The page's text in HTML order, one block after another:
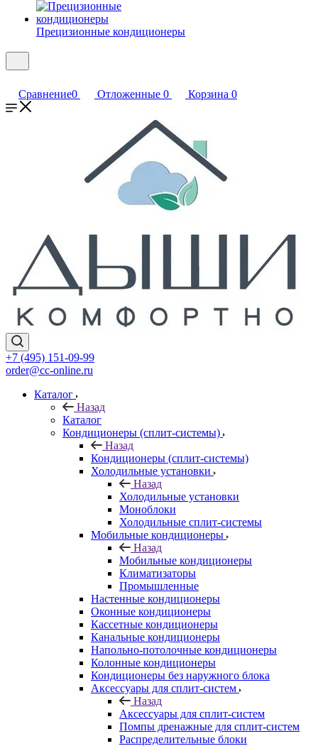
Прецизионные кондиционеры
Сравнение0 Отложенные 0 Корзина 0
+7 (495) 151-09-99
order@cc-online.ru
Каталог
Назад
Каталог
Кондиционеры (сплит-системы)
Назад
Кондиционеры (сплит-системы)
Холодильные установки
Назад
Холодильные установки
Моноблоки
Холодильные сплит-системы
Мобильные кондиционеры
Назад
Мобильные кондиционеры
Климатизаторы
Промышленные
Настенные кондиционеры
Оконные кондиционеры
Кассетные кондиционеры
Канальные кондиционеры
Напольно-потолочные кондиционеры
Колонные кондиционеры
Кондиционеры без наружного блока
Аксессуары для сплит-систем
Назад
Аксессуары для сплит-систем
Помпы дренажные для сплит-систем
Распределительные блоки